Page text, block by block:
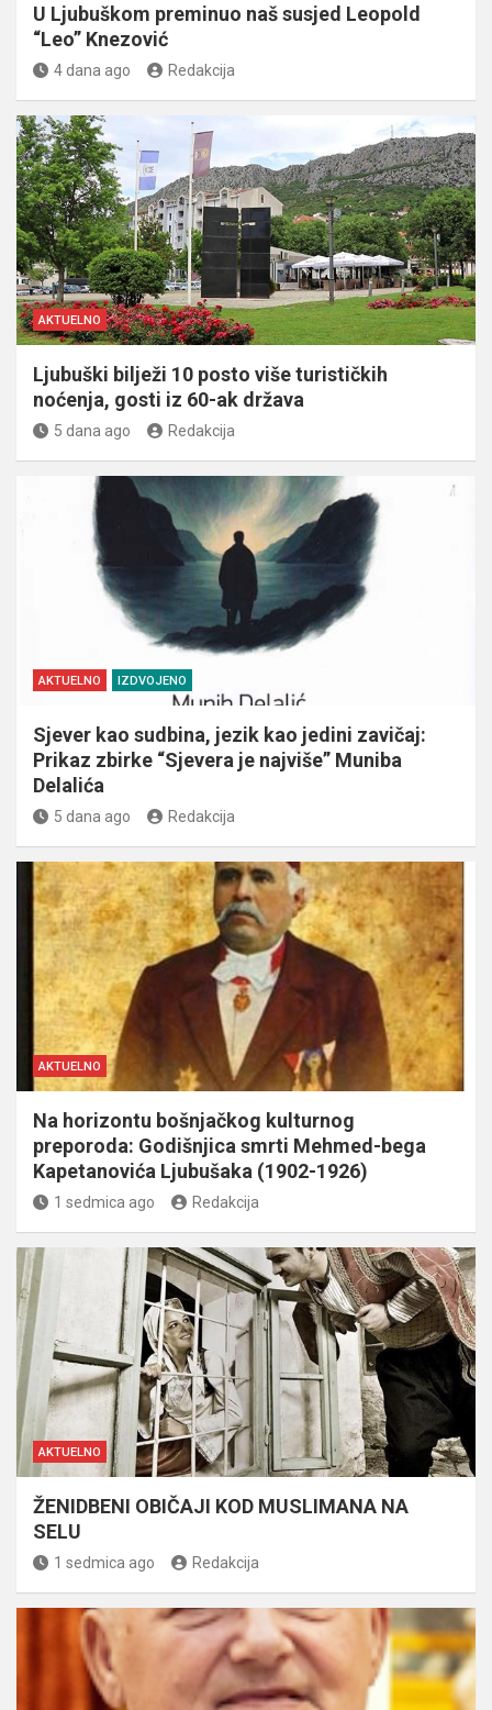
U Ljubuškom preminuo naš susjed Leopold
“Leo” Knezović
4 dana ago Redakcija
AKTUELNO
Ljubuški bilježi 10 posto više turističkih
noćenja, gosti iz 60-ak država
5 dana ago Redakcija
AKTUELNO IZDVOJENO
Sjever kao sudbina, jezik kao jedini zavičaj:
Prikaz zbirke “Sjevera je najviše” Muniba
Delalića
5 dana ago Redakcija
AKTUELNO
Na horizontu bošnjačkog kulturnog
preporoda: Godišnjica smrti Mehmed-bega
Kapetanovića Ljubušaka (1902-1926)
1 sedmica ago Redakcija
AKTUELNO
ŽENIDBENI OBIČAJI KOD MUSLIMANA NA
SELU
1 sedmica ago Redakcija